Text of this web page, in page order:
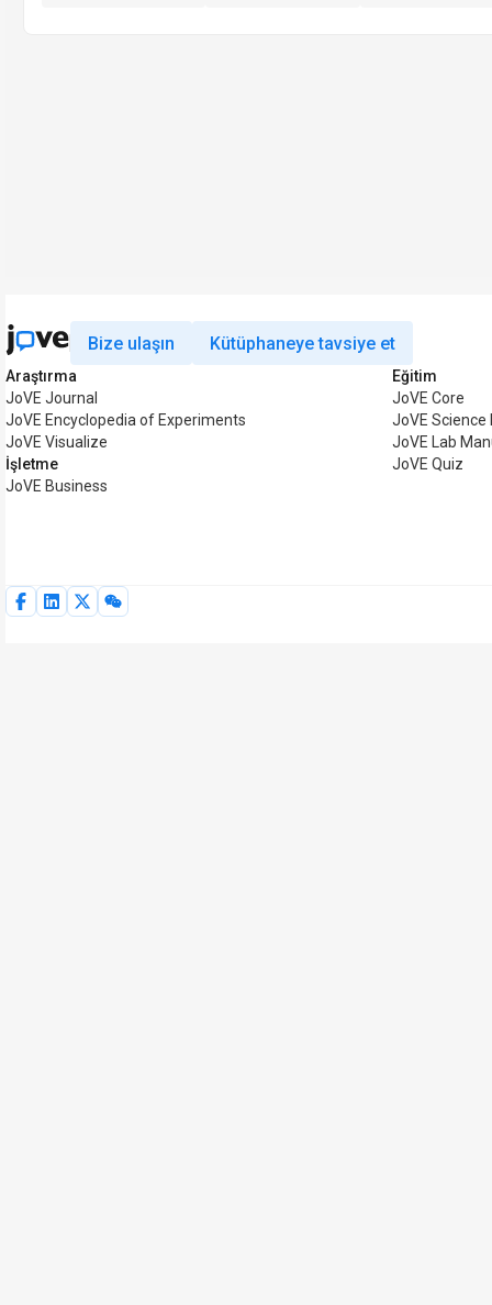
Bize ulaşın Kütüphaneye tavsiye et
Araştırma
JoVE Journal
JoVE Encyclopedia of Experiments
JoVE Visualize
İşletme
JoVE Business
Eğitim
JoVE Core
JoVE Science
JoVE Lab
JoVE Quiz